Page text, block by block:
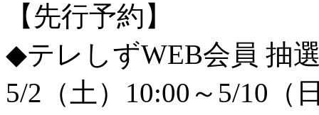
【先行予約】
◆テレしずWEB会員 抽
5/2（土）10:00～5/10